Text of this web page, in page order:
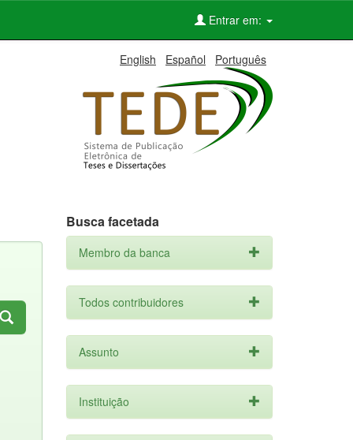
Entrar em:
English Español Português
Busca facetada
Membro da banca
Todos contribuidores
Assunto
Instituição